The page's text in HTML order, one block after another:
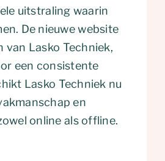
uitstraling waarin
De nieuwe website
Lasko Techniek,
een consistente
Lasko Techniek nu
en
online als offline.